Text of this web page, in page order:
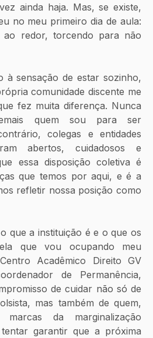
ainda haja. Mas, se existe,
no meu primeiro dia de aula:
ao redor, torcendo para não
à sensação de estar sozinho,
comunidade discente me
fez muita diferença. Nunca
quem sou para ser
colegas e entidades
abertos, cuidadosos e
essa disposição coletiva é
que temos por aqui, e é a
refletir nossa posição como
que a instituição é e o que os
que vou ocupando meu
Acadêmico Direito GV
de Permanência,
de cuidar não só de
mas também de quem,
da marginalização
garantir que a próxima